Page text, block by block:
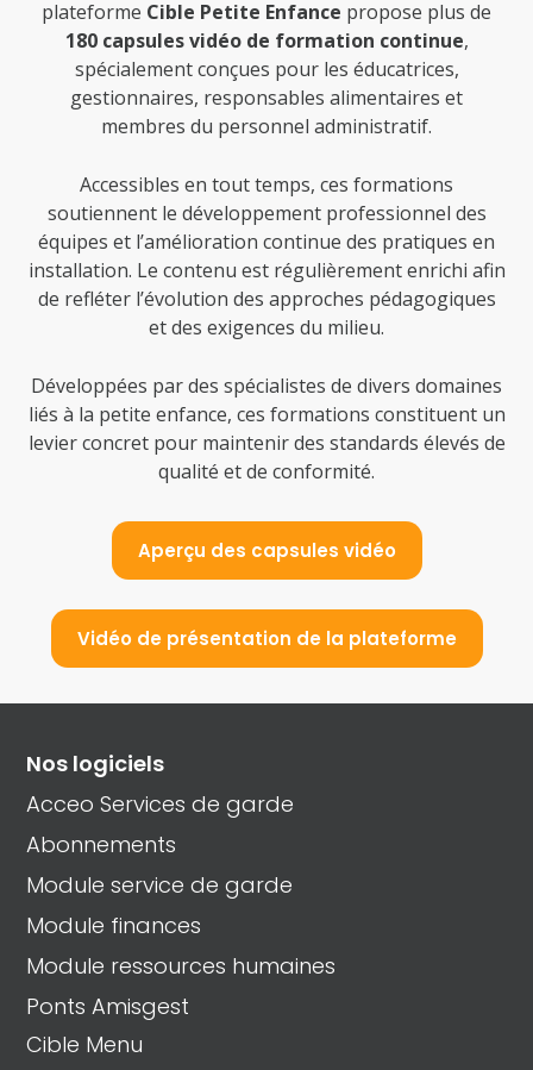
plateforme Cible Petite Enfance propose plus de
180 capsules vidéo de formation continue,
spécialement conçues pour les éducatrices,
gestionnaires, responsables alimentaires et
membres du personnel administratif.
Accessibles en tout temps, ces formations
soutiennent le développement professionnel des
équipes et l’amélioration continue des pratiques en
installation. Le contenu est régulièrement enrichi afin
de refléter l’évolution des approches pédagogiques
et des exigences du milieu.
Développées par des spécialistes de divers domaines
liés à la petite enfance, ces formations constituent un
levier concret pour maintenir des standards élevés de
qualité et de conformité.
Aperçu des capsules vidéo
Vidéo de présentation de la plateforme
Nos logiciels
Acceo Services de garde
Abonnements
Module service de garde
Module finances
Module ressources humaines
Ponts Amisgest
Cible Menu